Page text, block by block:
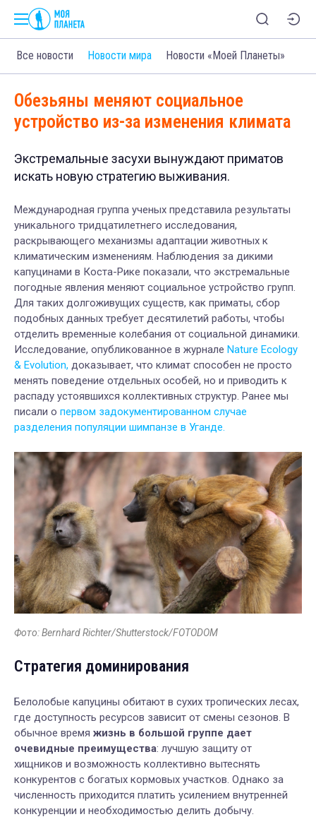
Все новости Новости мира Новости «Моей Планеты»
Обезьяны меняют социальное
устройство из-за изменения климата
Экстремальные засухи вынуждают приматов
искать новую стратегию выживания.
Международная группа ученых представила результаты
уникального тридцатилетнего исследования,
раскрывающего механизмы адаптации животных к
климатическим изменениям. Наблюдения за дикими
капуцинами в Коста-Рике показали, что экстремальные
погодные явления меняют социальное устройство групп.
Для таких долгоживущих существ, как приматы, сбор
подобных данных требует десятилетий работы, чтобы
отделить временные колебания от социальной динамики.
Исследование, опубликованное в журнале Nature Ecology
& Evolution, доказывает, что климат способен не просто
менять поведение отдельных особей, но и приводить к
распаду устоявшихся коллективных структур. Ранее мы
писали о первом задокументированном случае
разделения популяции шимпанзе в Уганде.
Фото: Bernhard Richter/Shutterstock/FOTODOM
Стратегия доминирования
Белолобые капуцины обитают в сухих тропических лесах,
где доступность ресурсов зависит от смены сезонов. В
обычное время жизнь в большой группе дает
очевидные преимущества: лучшую защиту от
хищников и возможность коллективно вытеснять
конкурентов с богатых кормовых участков. Однако за
численность приходится платить усилением внутренней
конкуренции и необходимостью делить добычу.